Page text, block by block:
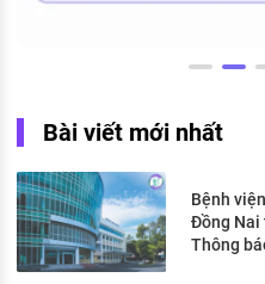
Bài viết mới nhất
Bệnh
Đồng Nai
Thông